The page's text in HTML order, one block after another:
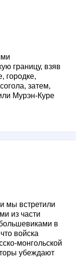
границу, взяв
городке,
затем,
Мурэн-Куре
мы встретили
из части
в
войска
монгольской
убеждают